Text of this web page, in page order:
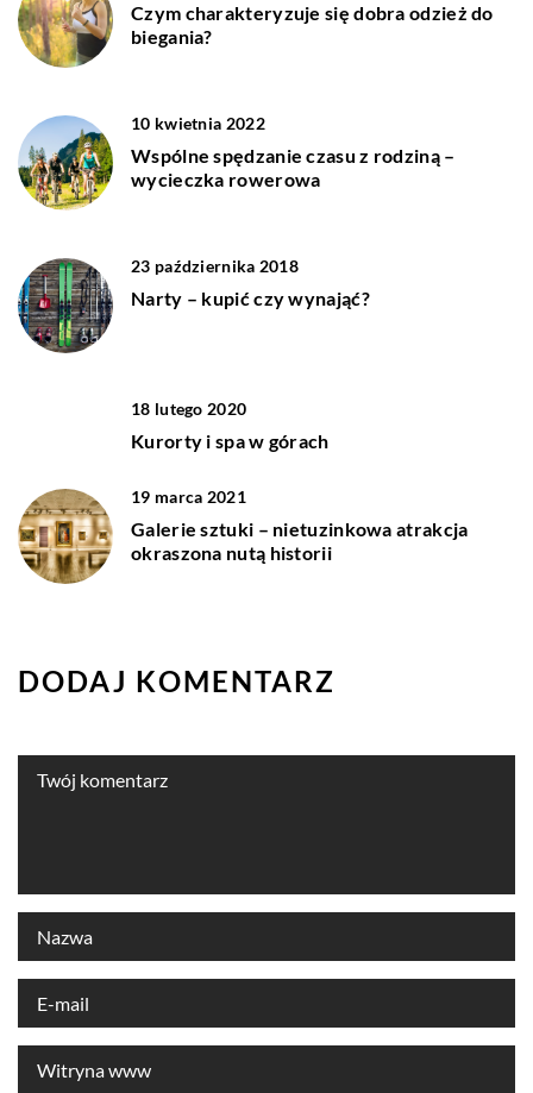
Czym charakteryzuje się dobra odzież do
biegania?
10 kwietnia 2022
Wspólne spędzanie czasu z rodziną –
wycieczka rowerowa
23 października 2018
Narty – kupić czy wynająć?
18 lutego 2020
Kurorty i spa w górach
19 marca 2021
Galerie sztuki – nietuzinkowa atrakcja
okraszona nutą historii
DODAJ KOMENTARZ